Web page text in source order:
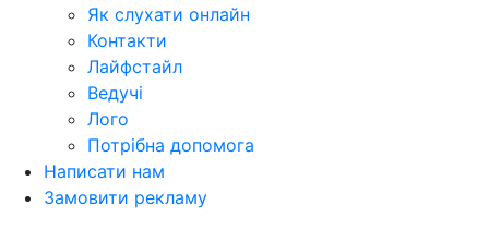
Як слухати онлайн
Контакти
Лайфстайл
Ведучі
Лого
Потрібна допомога
Написати нам
Замовити рекламу